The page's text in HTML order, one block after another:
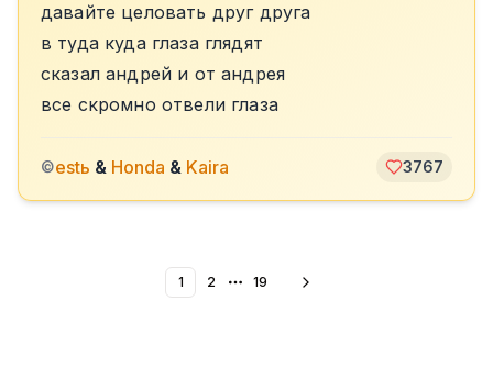
давайте целовать друг друга
в туда куда глаза глядят
сказал андрей и от андрея
все скромно отвели глаза
©estь & Honda & Kaira 3767
1 2 More pages
19